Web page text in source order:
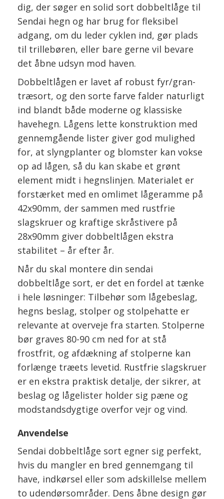
dig, der søger en solid sort dobbeltlåge til
Sendai hegn og har brug for fleksibel
adgang, om du leder cyklen ind, gør plads
til trillebøren, eller bare gerne vil bevare
det åbne udsyn mod haven.
Dobbeltlågen er lavet af robust fyr/gran-
træsort, og den sorte farve falder naturligt
ind blandt både moderne og klassiske
havehegn. Lågens lette konstruktion med
gennemgående lister giver god mulighed
for, at slyngplanter og blomster kan vokse
op ad lågen, så du kan skabe et grønt
element midt i hegnslinjen. Materialet er
forstærket med en omlimet lågeramme på
42x90mm, der sammen med rustfrie
slagskruer og kraftige skråstivere på
28x90mm giver dobbeltlågen ekstra
stabilitet – år efter år.
Når du skal montere din sendai
dobbeltlåge sort, er det en fordel at tænke
i hele løsninger: Tilbehør som lågebeslag,
hegns beslag, stolper og stolpehatte er
relevante at overveje fra starten. Stolperne
bør graves 80-90 cm ned for at stå
frostfrit, og afdækning af stolperne kan
forlænge træets levetid. Rustfrie slagskruer
er en ekstra praktisk detalje, der sikrer, at
beslag og lågelister holder sig pæne og
modstandsdygtige overfor vejr og vind.
Anvendelse
Sendai dobbeltlåge sort egner sig perfekt,
hvis du mangler en bred gennemgang til
have, indkørsel eller som adskillelse mellem
to udendørsområder. Dens åbne design gør